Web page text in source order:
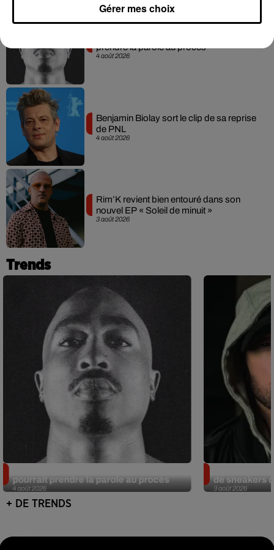
4 août 2026
prendre la parole au procès
4 août 2026
Benjamin Biolay sort le clip de sa reprise
de PNL
3 août 2026
Rim’K revient bien entouré dans son
nouvel EP « Soleil de minuit »
Trends
4 août 2026
pourrait prendre la parole au procès
3 août 2026
de sneakers
+ DE TRENDS
Gérer mes choix